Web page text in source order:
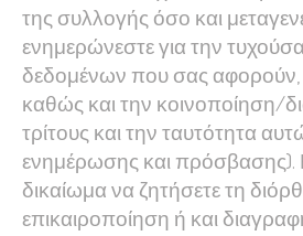
της συλλογής όσο και
ενημερώνεστε για την
δεδομένων που σας
καθώς και την κοινοποίηση/
τρίτους και την ταυτότητα
ενημέρωσης και πρόσβασης).
δικαίωμα να ζητήσετε τη
επικαιροποίηση ή και